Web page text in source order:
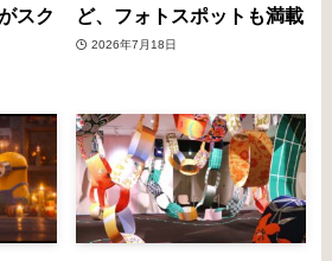
スク
ど、フォトスポットも満載
2026年7月18日